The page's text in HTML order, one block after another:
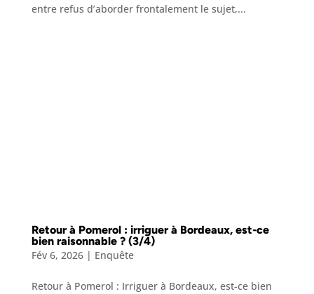
entre refus d’aborder frontalement le sujet,...
Retour à Pomerol : irriguer à Bordeaux, est-ce
bien raisonnable ? (3/4)
Fév 6, 2026| Enquête
Retour à Pomerol : Irriguer à Bordeaux, est-ce bien